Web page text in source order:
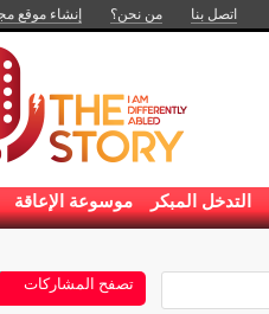
اتصل بنا من نحن؟ إنشاء موقع
التدخل المبكر موسوعة الإعاقة
تصفح المشاركات